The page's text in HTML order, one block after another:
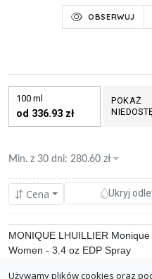
OBSERWUJ
100 ml
od 336.93 zł
POKAŻ
Cena Ukryj
Min. z 30 dni: 280.60 zł
‎MONIQUE LHUILLIER
Women - 3.4 oz EDP Spray
Używamy plików cookies oraz